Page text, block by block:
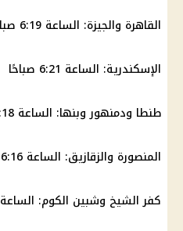
القاهرة والجيزة: الساعة 6:19 صباحًا
الإسكندرية: الساعة 6:21 صباحًا
طنطا ودمنهور وبنها: الساعة 6:18 – 6:19 صباحًا
المنصورة والزقازيق: الساعة 6:16 صباحًا
كفر الشيخ وشبين الكوم: الساعة 6:17 – 6:18 صباحًا